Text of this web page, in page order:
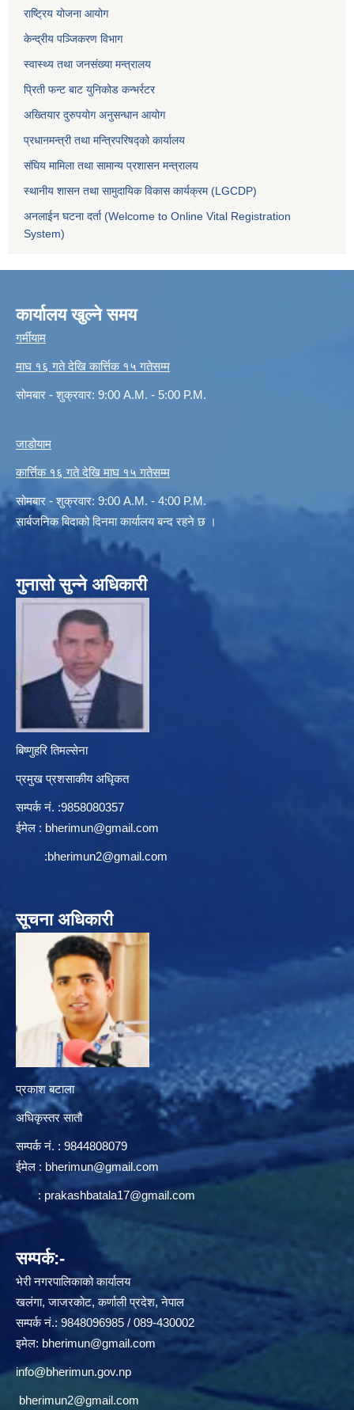
राष्ट्रिय योजना आयोग
केन्द्रीय पञ्जिकरण विभाग
स्वास्थ्य तथा जनसंख्या मन्त्रालय
प्रिती फन्ट बाट युनिकोड कन्भर्रटर
अख्तियार दुरुपयोग अनुसन्धान आयोग
प्रधानमन्त्री तथा मन्त्रिपरिषद्को कार्यालय
संघिय मामिला तथा सामान्य प्रशासन मन्त्रालय
स्थानीय शासन तथा सामुदायिक विकास कार्यक्रम (LGCDP)
अनलाईन घटना दर्ता (Welcome to Online Vital Registration
System)
कार्यालय खुल्ने समय
गर्मीयाम
माघ १६ गते देखि कार्त्तिक १५ गतेसम्म
सोमबार - शुक्रवार: 9:00 A.M. - 5:00 P.M.
जाडोयाम
कार्त्तिक १६ गते देखि माघ १५ गतेसम्म
सोमबार - शुक्रवार: 9:00 A.M. - 4:00 P.M.
सार्बजनिक बिदाको दिनमा कार्यालय बन्द रहने छ ।
गुनासो सुन्ने अधिकारी
बिष्णुहरि तिमल्सेना
प्रमुख प्रशसाकीय अधिृकत
सम्पर्क न‌ं. :9858080357
ईमेल : bherimun@gmail.com
:bherimun2@gmail.com
सूचना अधिकारी
प्रकाश बटाला
अधिकृस्तर सातौ
सम्पर्क न‌ं. : 9844808079
ईमेल : bherimun@gmail.com
: prakashbatala17@gmail.com
सम्पर्क:-
भेरी नगरपालिकाको कार्यालय
खलंगा, जाजरकोट, कर्णाली प्रदेश, नेपाल
सम्पर्क नं.: 9848096985 / 089-430002
इमेल: bherimun@gmail.com
info@bherimun.gov.np
bherimun2@gmail.com